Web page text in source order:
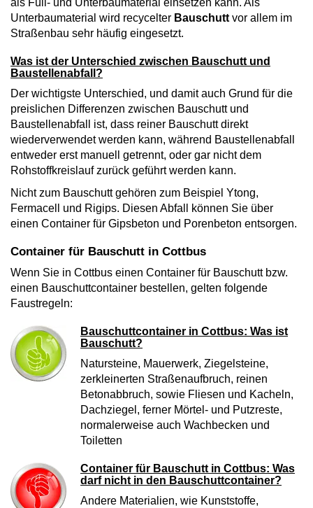
als Füll- und Unterbaumaterial einsetzen kann. Als
Unterbaumaterial wird recycelter Bauschutt vor allem im
Straßenbau sehr häufig eingesetzt.
Was ist der Unterschied zwischen Bauschutt und
Baustellenabfall?
Der wichtigste Unterschied, und damit auch Grund für die
preislichen Differenzen zwischen Bauschutt und
Baustellenabfall ist, dass reiner Bauschutt direkt
wiederverwendet werden kann, während Baustellenabfall
entweder erst manuell getrennt, oder gar nicht dem
Rohstoffkreislauf zurück geführt werden kann.
Nicht zum Bauschutt gehören zum Beispiel Ytong,
Fermacell und Rigips. Diesen Abfall können Sie über
einen Container für Gipsbeton und Porenbeton entsorgen.
Container für Bauschutt in Cottbus
Wenn Sie in Cottbus einen Container für Bauschutt bzw.
einen Bauschuttcontainer bestellen, gelten folgende
Faustregeln:
Bauschuttcontainer in Cottbus: Was ist
Bauschutt?
Natursteine, Mauerwerk, Ziegelsteine,
zerkleinerten Straßenaufbruch, reinen
Betonabbruch, sowie Fliesen und Kacheln,
Dachziegel, ferner Mörtel- und Putzreste,
normalerweise auch Wachbecken und
Toiletten
Container für Bauschutt in Cottbus: Was
darf nicht in den Bauschuttcontainer?
Andere Materialien, wie Kunststoffe,